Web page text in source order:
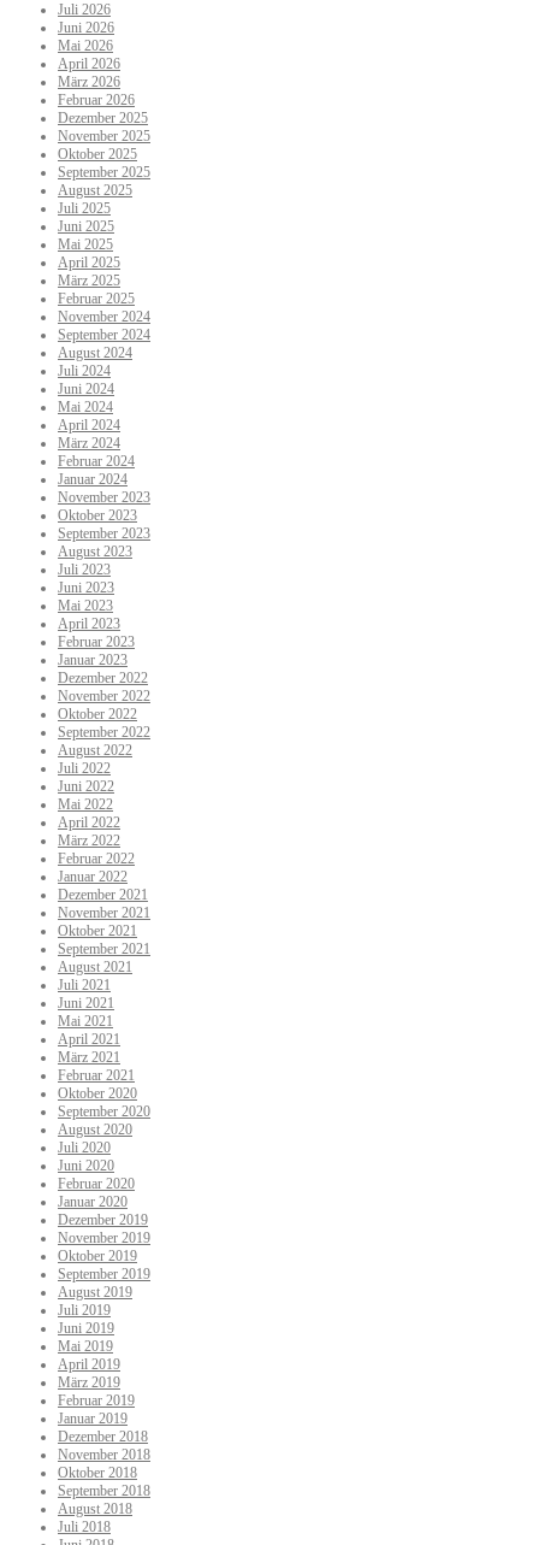
Juli 2026
Juni 2026
Mai 2026
April 2026
März 2026
Februar 2026
Dezember 2025
November 2025
Oktober 2025
September 2025
August 2025
Juli 2025
Juni 2025
Mai 2025
April 2025
März 2025
Februar 2025
November 2024
September 2024
August 2024
Juli 2024
Juni 2024
Mai 2024
April 2024
März 2024
Februar 2024
Januar 2024
November 2023
Oktober 2023
September 2023
August 2023
Juli 2023
Juni 2023
Mai 2023
April 2023
Februar 2023
Januar 2023
Dezember 2022
November 2022
Oktober 2022
September 2022
August 2022
Juli 2022
Juni 2022
Mai 2022
April 2022
März 2022
Februar 2022
Januar 2022
Dezember 2021
November 2021
Oktober 2021
September 2021
August 2021
Juli 2021
Juni 2021
Mai 2021
April 2021
März 2021
Februar 2021
Oktober 2020
September 2020
August 2020
Juli 2020
Juni 2020
Februar 2020
Januar 2020
Dezember 2019
November 2019
Oktober 2019
September 2019
August 2019
Juli 2019
Juni 2019
Mai 2019
April 2019
März 2019
Februar 2019
Januar 2019
Dezember 2018
November 2018
Oktober 2018
September 2018
August 2018
Juli 2018